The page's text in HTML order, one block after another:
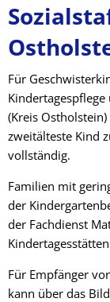
Für
(Kreis
zweitälteste Kind
vollständig.
Familien mit
der
der Fachdienst
Für Empfänger
kann über das